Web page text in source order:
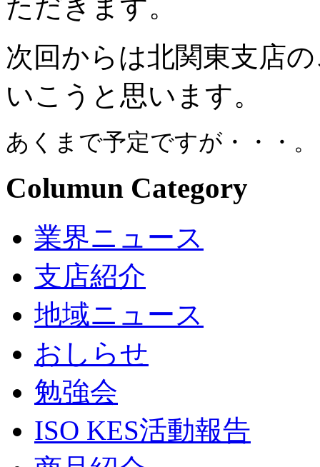
ただきます。
次回からは北関東支店
いこうと思います。
あくまで予定ですが・・・。
Columun Category
業界ニュース
支店紹介
地域ニュース
おしらせ
勉強会
ISO KES活動報告